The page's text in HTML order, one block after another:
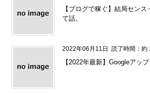
【ブログで稼ぐ】結局センス
て話。
2022年06月11日 読了時間：約
【2022年最新】Googleアッ